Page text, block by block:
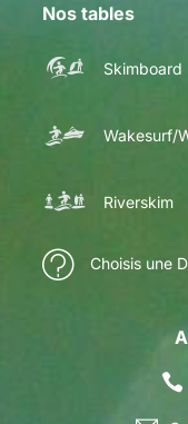
Nos tables
Skimboard
Wakesurf/
Riverskim
Choisis une